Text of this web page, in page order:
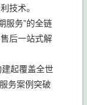
技术。
服务”的全链
后一站式解
起覆盖全世
务案例突破